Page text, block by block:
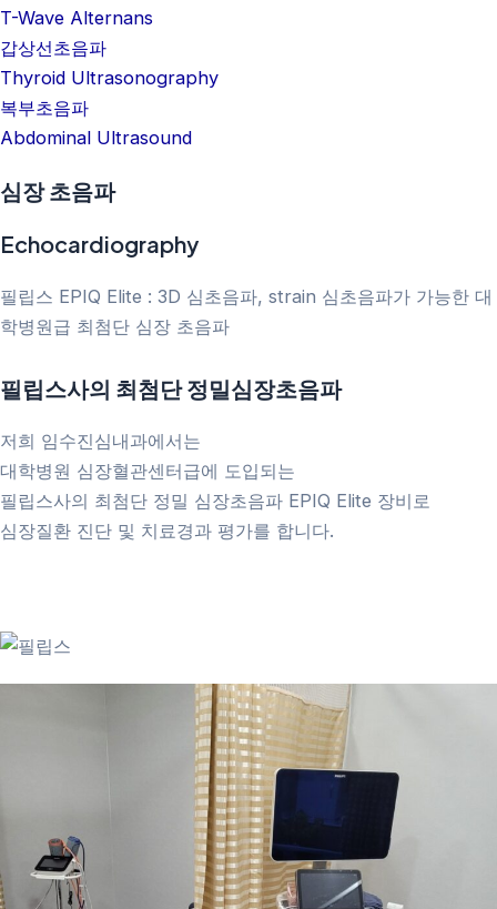
T-Wave Alternans
갑상선초음파
Thyroid Ultrasonography
복부초음파
Abdominal Ultrasound
심장 초음파
Echocardiography
필립스 EPIQ Elite : 3D 심초음파, strain 심초음파가 가능한 대
학병원급 최첨단 심장 초음파
필립스사의 최첨단 정밀심장초음파
저희 임수진심내과에서는
대학병원 심장혈관센터급에 도입되는
필립스사의 최첨단 정밀 심장초음파 EPIQ Elite 장비로
심장질환 진단 및 치료경과 평가를 합니다.